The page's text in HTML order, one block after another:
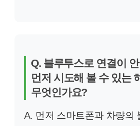
Q. 블루투스로 연결이
먼저 시도해 볼 수 있는
무엇인가요?
A. 먼저 스마트폰과 차량의